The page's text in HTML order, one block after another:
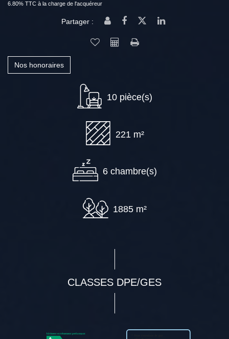
6.80% TTC à la charge de l'acquéreur
Partager :
Nos honoraires
10 pièce(s)
221 m²
6 chambre(s)
1885 m²
CLASSES DPE/GES